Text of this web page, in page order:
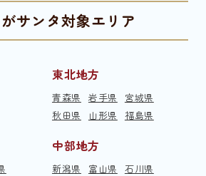
サンタ対象エリア
東北地方
青森県 岩手県
宮城県
秋田県
山形県 福島県
中部地方
新潟県 富山県
石川県